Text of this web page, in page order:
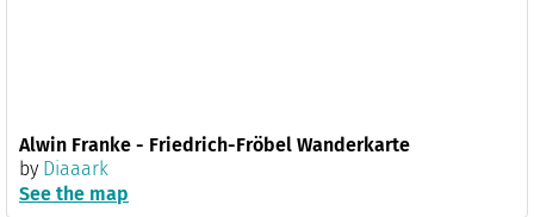
Alwin Franke - Friedrich-Fröbel Wanderkarte
by Diaaark
See the map